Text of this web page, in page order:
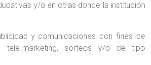
y/o en otras donde la institución
y comunicaciones con fines de
tele-marketing, sorteos y/o de tipo